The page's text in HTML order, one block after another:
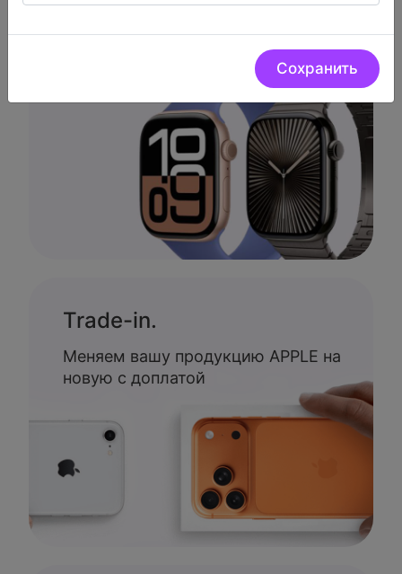
Сохранить
Низкие цены.
У нас очень низкие цены на
Trade-in.
Меняем вашу продукцию APPLE на
новую с доплатой